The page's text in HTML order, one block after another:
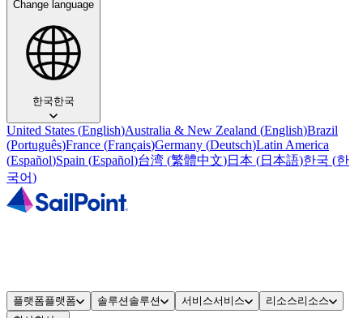
Change language
한국한국
United States (English)Australia & New Zealand (English)Brazil
(Português)France (Français)Germany (Deutsch)Latin America
(Español)Spain (Español)台湾 (繁體中文)日本 (日本語)한국 (한
국어)
플랫폼플랫폼 솔루션 솔루션 서비스서비스 리소스리소스